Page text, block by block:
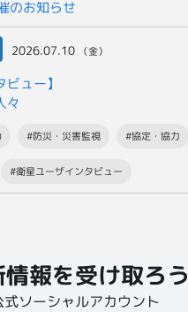
のお知らせ
2026.07.10 （金）
ュー】
々
#防災・災害監視 #協定・協力
#衛星ユーザインタビュー
報を受け取ろう
式ソーシャルアカウント